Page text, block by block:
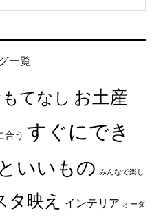
一覧
てなし お土産
合う すぐにでき
いいもの みんなで楽し
タ映え インテリア オーダ